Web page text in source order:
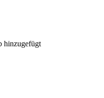
hinzugefügt